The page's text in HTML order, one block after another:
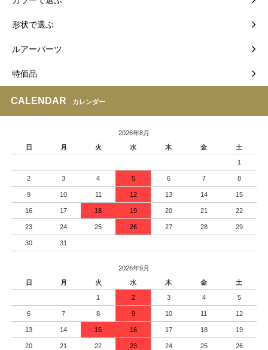
形状で選ぶ
ルアーパーツ
特価品
CALENDAR カレンダー
2026年8月
日
月 火 水 木 金 土
1
2 3 4 5 6 7 8
9 10 11 12 13 14 15
16 17 18 19 20 21 22
23 24 25 26 27 28 29
30 31
2026年9月
日
月 火 水 木 金 土
1 2 3 4 5
6 7 8 9 10 11 12
13 14 15 16 17 18 19
20 21 22 23 24 25 26